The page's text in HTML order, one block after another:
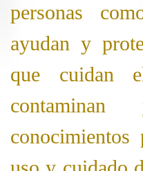
personas
ayudan y
que cuidan
conocimientos